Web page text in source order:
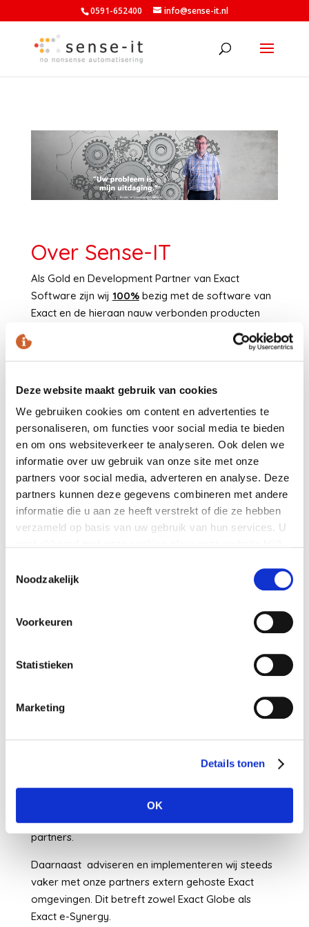
Deze website maakt gebruik van cookies
We gebruiken cookies om content en advertenties te
personaliseren, om functies voor social media te bieden
en om ons websiteverkeer te analyseren. Ook delen we
informatie over uw gebruik van onze site met onze
partners voor social media, adverteren en analyse. Deze
partners kunnen deze gegevens combineren met andere
informatie die u aan ze heeft verstrekt of die ze hebben
verzameld op basis van uw gebruik van hun services. U
Noodzakelijk
Voorkeuren
Statistieken
Marketing
Details tonen
OK
0591-652400 info@sense-it.nl
Over Sense-IT
Als Gold en Development Partner van Exact
Software zijn wij 100%bezig met de software van
Exact en de hieraan nauw verbonden producten
development partner van Exact beschikt onze
organisatie over veel kennis van Exact. Ook weten
Exact. Een software pakket wat alles kan bestaat
niet.
De kunst is om het optimale uit deze software te
halen zodat onze klanten ondersteund kunnen
worden in het effectiever en kostenbewuster
kunnen werken. Hiervan hebben wij enkele
tientallen voorbeelden in ons klantenbestand.
nazorg in Exact software. Iedere dag zijn onze
hiervan in de praktijk voor onze klanten.
Sense-IT ondersteunt vrijwel de gehele product
portfolio van Exact. Ook zijn wij in staat om met
wisselende marktomstandigheden voor onze
geïntegreerde webshop met een van de
Een tweede ontwikkeling, is de ontwikkeling van
digitale facturatie. Ook hier kunnen wij onze klanten
ondersteuning bieden in samenwerking met diverse
partners.
Daarnaast adviseren en implementeren wij steeds
vaker met onze partners extern gehoste Exact
omgevingen. Dit betreft zowel Exact Globe als
Exact e-Synergy.